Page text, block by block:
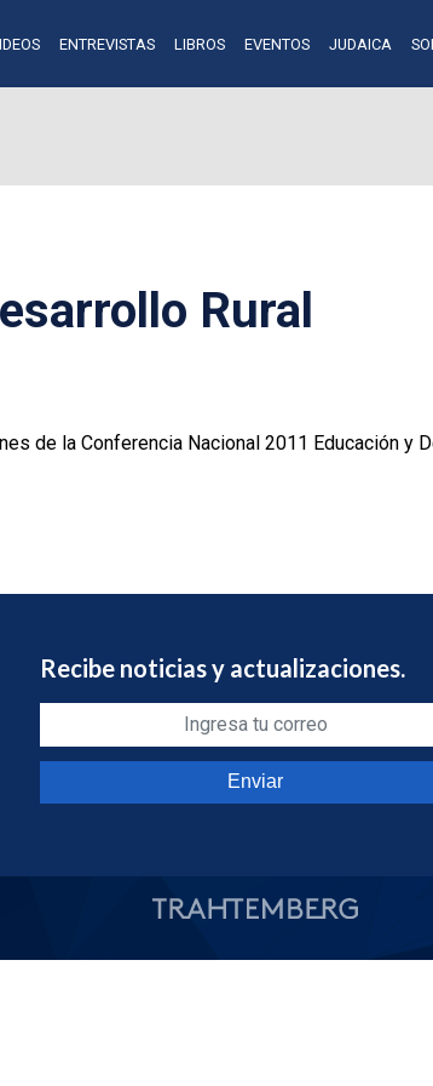
ENTREVISTAS LIBROS EVENTOS JUDAICA
Rural
de la Conferencia Nacional 2011 Educación y
Recibe noticias y actualizaciones.